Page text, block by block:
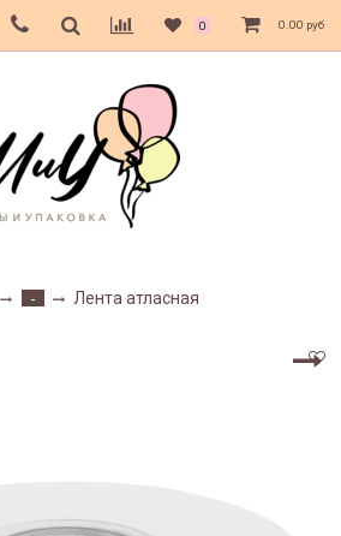
0 0.00 руб
- Лента атласная